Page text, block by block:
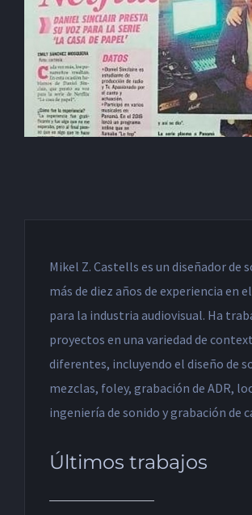
Mikel Z. Castells es un diseñador de
más de diez años de experiencia en
para la industria audiovisual. Ha
proyectos en una variedad de
diferentes, incluyendo el diseño de
mezclas, foley, grabación de ADR,
ingeniería de sonido y grabación de
Últimos trabajos